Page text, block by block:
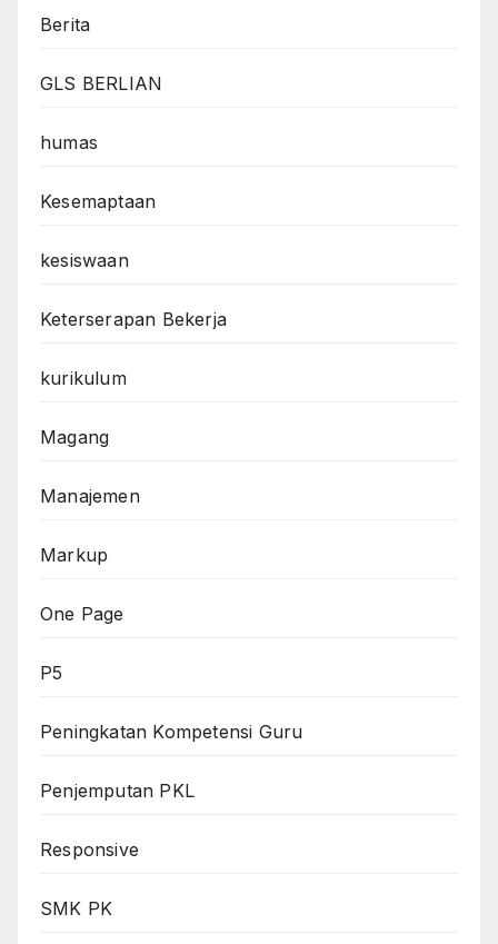
Berita
GLS BERLIAN
humas
Kesemaptaan
kesiswaan
Keterserapan Bekerja
kurikulum
Magang
Manajemen
Markup
One Page
P5
Peningkatan Kompetensi Guru
Penjemputan PKL
Responsive
SMK PK